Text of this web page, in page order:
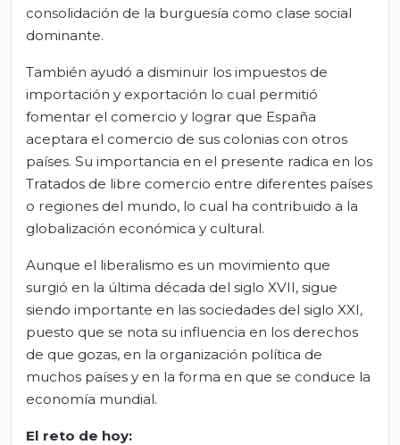
consolidación de la burguesía como clase social
dominante.
También ayudó a disminuir los impuestos de
importación y exportación lo cual permitió
fomentar el comercio y lograr que España
aceptara el comercio de sus colonias con otros
países. Su importancia en el presente radica en los
Tratados de libre comercio entre diferentes países
o regiones del mundo, lo cual ha contribuido a la
globalización económica y cultural.
Aunque el liberalismo es un movimiento que
surgió en la última década del siglo XVII, sigue
siendo importante en las sociedades del siglo XXI,
puesto que se nota su influencia en los derechos
de que gozas, en la organización política de
muchos países y en la forma en que se conduce la
economía mundial.
El reto de hoy: